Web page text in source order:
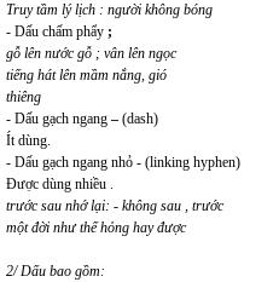
Truy tầm lý lịch : người không bóng
- Dấu chấm phẩy ;
gỗ lên nước gỗ ; vân lên ngọc
tiếng hát lên mầm nắng, gió
thiêng
- Dấu gạch ngang – (dash)
Ít dùng.
- Dấu gạch ngang nhỏ - (linking hyphen)
Được dùng nhiều .
trước sau nhớ lại: - không sau , trước
một đời như thế hỏng hay được
2/ Dấu bao gồm: